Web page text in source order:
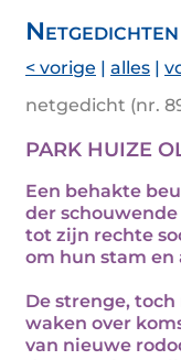
Netgedichten
< vorige | alles |
netgedicht (nr.
PARK HUIZE
Een behakte
der
tot zijn rechte
om hun stam en
De strenge,
waken over
van nieuwe